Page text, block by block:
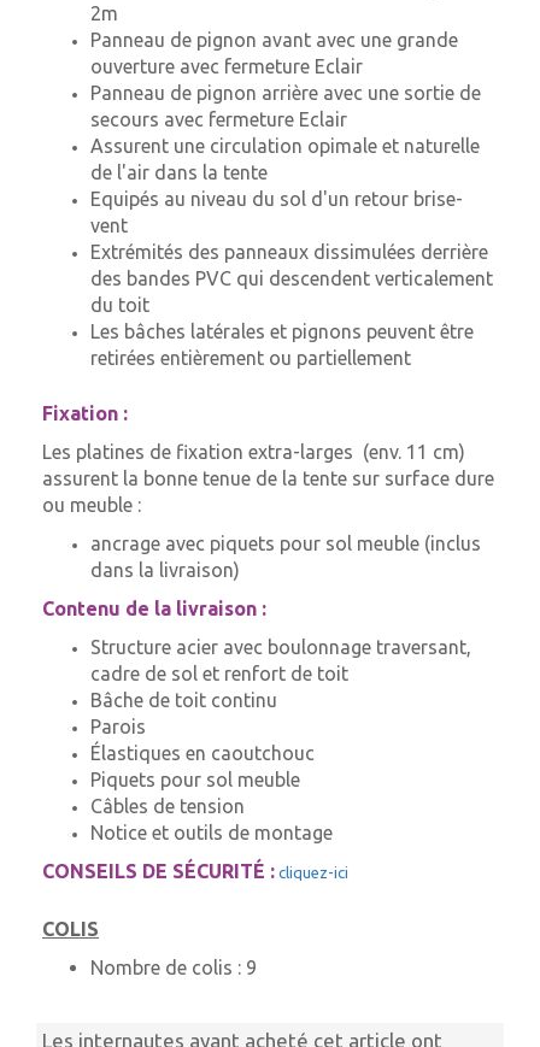
2m
Panneau de pignon avant avec une grande
ouverture avec fermeture Eclair
Panneau de pignon arrière avec une sortie de
secours avec fermeture Eclair
Assurent une circulation opimale et naturelle
de l'air dans la tente
Equipés au niveau du sol d'un retour brise-
vent
Extrémités des panneaux dissimulées derrière
des bandes PVC qui descendent verticalement
du toit
Les bâches latérales et pignons peuvent être
retirées entièrement ou partiellement
Fixation :
Les platines de fixation extra-larges (env. 11 cm)
assurent la bonne tenue de la tente sur surface dure
ou meuble :
ancrage avec piquets pour sol meuble (inclus
dans la livraison)
Contenu de la livraison :
Structure acier avec boulonnage traversant,
cadre de sol et renfort de toit
Bâche de toit continu
Parois
Élastiques en caoutchouc
Piquets pour sol meuble
Câbles de tension
Notice et outils de montage
CONSEILS DE SÉCURITÉ : cliquez-ici
COLIS
Nombre de colis : 9
Les internautes ayant acheté cet article ont